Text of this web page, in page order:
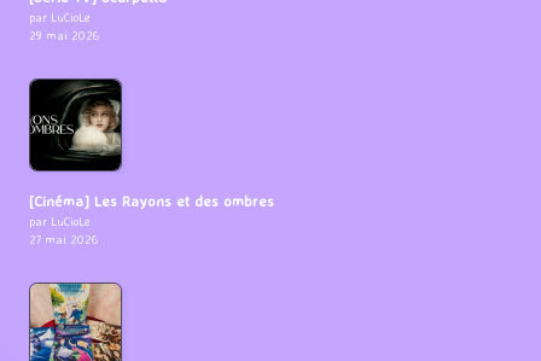
par LuCioLe
29 mai 2026
[Cinéma] Les Rayons et des ombres
par LuCioLe
27 mai 2026